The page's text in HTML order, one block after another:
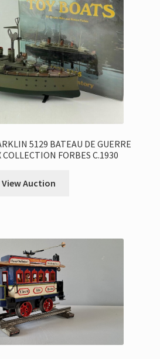
5129 BATEAU DE GUERRE
COLLECTION FORBES C.1930
View Auction